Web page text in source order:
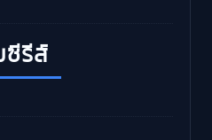
ซีรีส์